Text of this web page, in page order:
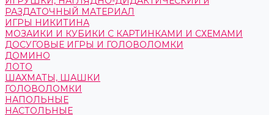
РАЗДАТОЧНЫЙ МАТЕРИАЛ
ИГРЫ НИКИТИНА
МОЗАИКИ И КУБИКИ С КАРТИНКАМИ И СХЕМАМИ
ДОСУГОВЫЕ ИГРЫ И ГОЛОВОЛОМКИ
ДОМИНО
ЛОТО
ШАХМАТЫ, ШАШКИ
ГОЛОВОЛОМКИ
НАПОЛЬНЫЕ
НАСТОЛЬНЫЕ